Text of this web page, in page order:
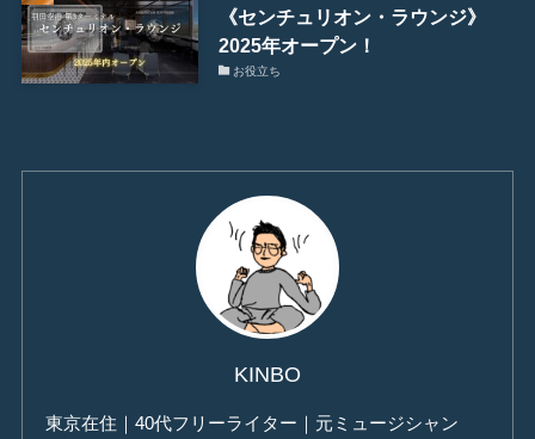
《センチュリオン・ラウンジ》
2025年オープン！
お役立ち
KINBO
東京在住｜40代フリーライター｜元ミュージシャン